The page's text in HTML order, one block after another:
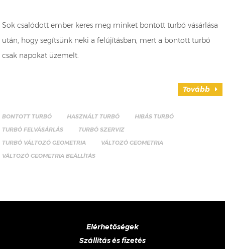
Sok csalódott ember keres meg minket bontott turbó vásárlása
után, hogy segítsünk neki a felújításban, mert a bontott turbó
csak napokat üzemelt.
Tovább
BONTOTT TURBÓ HASZNÁLT TURBÓ
HIBÁS TURBÓ
TURBÓ FELVÁSÁRLÁS
TURBÓ SZERVIZ
TURBÓ VÁLTOZÓ GEOMETRIA
VÁLTOZÓ GEOMETRIA
VÁLTOZÓ GEOMETRIA BEÁLLÍTÁS
Elérhetőségek
Szállítás és fizetés